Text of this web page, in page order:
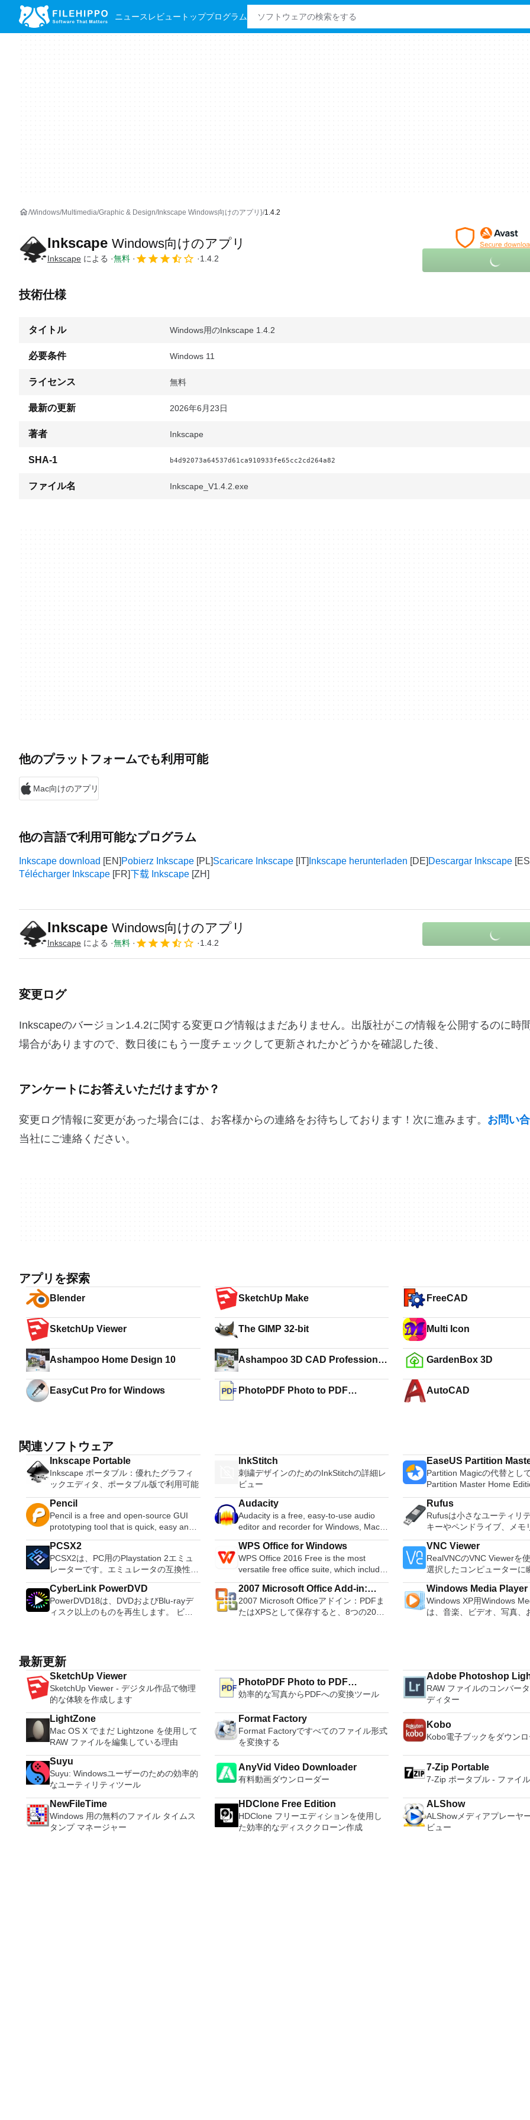
ニュース レビュー トッププログラム
Windows Multimedia Graphic & Design Inkscape Windows向けのアプリ} 1.4.2
Inkscape Windows向けのアプリ
Inkscape による 無料 1.4.2
技術仕様
タイトル Windows用のInkscape 1.4.2
必要条件 Windows 11
ライセンス 無料
最新の更新 2026年6月23日
著者 Inkscape
SHA-1 b4d92073a64537d61ca910933fe65cc2cd264a82
ファイル名 Inkscape_V1.4.2.exe
他のプラットフォームでも利用可能
Mac向けのアプリ
他の言語で利用可能なプログラム
Inkscape download Pobierz Inkscape Scaricare Inkscape Inkscape herunterladen
Descargar Inkscape
Télécharger Inkscape
下载 Inkscape
Inkscape Windows向けのアプリ
Inkscape による 無料 1.4.2
変更ログ
Inkscapeのバージョン1.4.2に関する変更ログ情報はまだありません。出版社がこの情報を公開するのに時
場合がありますので、数日後にもう一度チェックして更新されたかどうかを確認した後、
アンケートにお答えいただけますか？
変更ログ情報に変更があった場合には、お客様からの連絡をお待ちしております！次に進みます。 お問い
当社にご連絡ください。
アプリを探索
Blender SketchUp Make FreeCAD
SketchUp Viewer The GIMP 32-bit Multi Icon
Ashampoo Home Design 10
Ashampoo 3D CAD Professional
12
GardenBox 3D
EasyCut Pro for Windows
PhotoPDF Photo to PDF
AutoCAD
関連ソフトウェア
Inkscape Portable
Inkscape ポータブル：優れたグラフィ
ックエディタ、ポータブル版で利用可能
InkStitch
刺繍デザインのためのInkStitchの詳細レ
ビュー
EaseUS Partition
Partition Magicの代替とし
Partition Master Home
オールインワンパーティシ
ションおよびディスク管理
ィです。パーティションの
ステムドライブ用）、ディ
理、MBRおよびGUIDパー
ーブル（GPT）ディスクの
不足の問題の解決を可能に
ーティションのサイズ変更
ムドライブを拡張するディ
ィションをコピーパーティ
ジ分割パーティション空き
するダイナミックディスク
Pencil
Pencil is a free and open-source GUI
prototyping tool that is quick, easy and
works across multiple platforms. Pencil
provides various built-in shapes
collection for drawing different types of
user interface ranging from desktop to
mobile platforms. Starting from 2.0.2,
Pencil is shipped with Android and iOS
UI stencils pre-installed. This makes it
even easier to start protyping apps with
desktop/web UI shapes, Android and
iOS GUI shapes. There are also many
other collections created by the
community which are freely available on
the Internet. Pencil also supports any
exports formats including PNG and
HTML. When exporting to HTML you
can even define links and behaviours,
UI mockup with buttons which actually
work! This makes it much easier to
model to flow of a user interface. Pencil
also supports exporting documents into
popular formats including
OpenOffice/LibreOffice text documents,
Inkscape SVG and Adobe PDF.
Audacity
Audacity is a free, easy-to-use audio
editor and recorder for Windows, Mac
OS X, GNU/Linux and other operating
systems. You can use Audacity to:
Record live audio. Convert tapes and
records into digital recordings or CDs.
Edit Ogg Vorbis, MP3, WAV or AIFF
sound files. Cut, copy, splice or mix
sounds together. Change the speed or
pitch of a recording. Add new effects
Rufus
Rufusは小さなユーティリ
キーやペンドライブ、メモ
などの起動可能なUSBフラ
ブをフォーマットおよび作
Rufusは、次のシナリオで
Windows、Linux、および
可能なISOからUSBインス
アを作成する必要がある場合。 OS
ンストールされていないシ
する必要がある場合。 BIOSまたはその
Arch Linux、Archbang、
pebuilder、CentOS、
Linux、Fedora、FreeDOS
gNewSense、Hiren&#39;s
Mint、NT Password
OpenSUSE、Parted Magic
Ubuntu、Ultimate Boot CD
XP（SP2以降）、Windows
R2、Windows Vista、
Windows 8。 *このリストは完全ではあ
りません。 サポートされて
次のとおりです。インドネ
ーシア語、セシュティナ、
PCSX2
PCSX2は、PC用のPlaystation 2エミュ
レーターです。エミュレータの互換性率
は、プレイ可能なすべてのPS2ゲームの
80％以上を誇っています。かなり強力な
コンピューターを所有している場合、
PCSX2は優れたエミュレーターです。
の所有者は、PCで動作するゲームを見
ることができます。 PCSX2エミュレー
ターを使用すると、PS2コントローラー
を使用して、本物のプレイステーション
体験をシミュレートできます。このアプ
リケーションでは、ディスクからゲーム
を直接実行することも、ハードドライブ
からISOイメージとして実行することも
できます。 主な機能は次のとおりで
す。 Savestates：ボタンを1つ押すだけ
で、ゲームの現在の「状態」を保存でき
ます。 無制限のメモリーカード：好き
から64MBまでの単一の物理カードに制
限されなくなりました。 高解像度グラ
フィックス：PCSX2を使用すると、
WPS Office for Windows
WPS Office 2016 Free is the most
versatile free office suite, which includes
free word processor, spreadsheet
program and presentation maker. With
these three programs you will easily be
able to deal with any office related
languages. To switch between
languages requires only a single click!
Despite being a free suite, WPS Office
such as the paragraph adjustment tool
and multiple tabbed feature. It also has
a PDF converter, spell check and word
count feature. WPS Office 2016
language UI,File Roaming and Docer
online templates. Key features include:
Presentation Multimedia presentations
creator. Spreadsheets Powerful tool for
data processing and analysis. 100%
VNC Viewer
RealVNCのVNC Viewerを使
選択したコンピューターに
トアクセスできます。
PC、またはLinuxマシン、
からでも。 VNC Viewerを
コンピューターのデスクト
いデバイスでインストーラ
指示に従ってください。オ
Windowsでのリモート展開
MSIがあります。デスクト
フォームにVNC Viewerを
する権限がない場合は、ス
オプションを選択する必要
ているコンピューターに接
Apple Screen Sharing（
を実行しているコンピュー
続します。 各デバイスで
サインインして、すべての
CyberLink PowerDVD
PowerDVD18は、DVDおよびBlu-rayデ
ィスク以上のものを再生します。 ビデ
イメントの仲間です。 Ultra HD HDR TV
とサラウンドサウンドシステムの可能性
を解き放ち、360°ビデオの増え続けるコ
レクションへのアクセスで仮想世界に没
頭するか、PCまたはラップトップでの
比類のない再生サポートと独自の強化に
より、どこにいても簡単にリラックスで
きます。 新機能は次のとおりです。 4K
DHR向けに最適化 Ultra HD Blu-ray、
4K、HEVC / H.265およびHDR10コンテ
ンツをサポート全画面モードで21：9モ
ニターで2.35：1の映画を見る常時オン
のミニビューでYouTubeライブを見る
YouTubeおよびVimeoで4K HDRおよび
360ビデオを再生 VRエクスペリエンス
の向上：Microsoft Mixed Realityヘッド
2007 Microsoft Office Add-in:
Microsoft Save as PDF or XPS
2007 Microsoft Officeアドイン：PDFま
たはXPSとして保存すると、8つの2007
びXPS形式の電子メール添付ファイルと
して送信することもできます（特定の機
能はプログラムによって異なります）。
このダウンロードは、次のOfficeプログ
ラムで動作します。 Microsoft Office
Access 2007。 Microsoft Office Excel
2007。 Microsoft Office InfoPath
2007。 Microsoft Office OneNote
2007。 Microsoft Office PowerPoint
2007。 Microsoft Office Publisher
2007。 Microsoft Office Visio 2007。
Microsoft Officeプログラムのこの
Microsoft Save as PDFまたはXPSアド
インは、2007 Microsoft Office systemソ
Windows Media Player
Windows XP用Windows
は、音楽、ビデオ、写真、
のデバイスとの共有も、す
行えます。 シンプルなデザイン - まっ
たく新しい外観でデジタル
イメントを楽しめます。 大
をより多く - デジタル音楽
楽しくなります。 エンター
をすべて1つの場所に - 音楽
して楽しめます。 どこで
どこにいても音楽、ビデオ
セスできます。
最新更新
SketchUp Viewer
SketchUp Viewer - デジタル作品で物理
的な体験を作成します
PhotoPDF Photo to PDF
Converter
効率的な写真からPDFへの変換ツール
Adobe Photoshop
RAW ファイルのコンバー
ディター
LightZone
Mac OS X でまだ Lightzone を使用して
RAW ファイルを編集している理由
Format Factory
Format Factoryですべてのファイル形式
を変換する
Kobo
Kobo電子ブックをダウンロ
Suyu
Suyu: Windowsユーザーのための効率的
なユーティリティツール
AnyVid Video Downloader
有料動画ダウンローダー
7-Zip Portable
7-Zip ポータブル - ファイ
NewFileTime
Windows 用の無料のファイル タイムス
タンプ マネージャー
HDClone Free Edition
HDClone フリーエディションを使用し
た効率的なディスククローン作成
ALShow
ALShowメディアプレーヤ
ビュー